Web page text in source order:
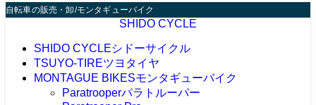
自転車の販売・卸/モンタギューバイク（パラトルーパー）の販売
SHIDO CYCLE
SHIDO CYCLEシドーサイクル
TSUYO-TIREツヨタイヤ
MONTAGUE BIKESモンタギューバイク
Paratrooperパラトルーパー